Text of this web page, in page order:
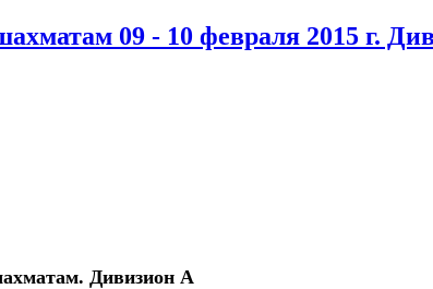
09 - 10 февраля 2015 г.
Дивизион А